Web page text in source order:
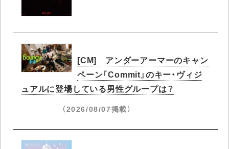
[CM] アンダーアーマーのキャン
ペーン「Commit」のキー・ヴィジ
ュアルに登場している男性グループは？
（2026/08/07掲載）